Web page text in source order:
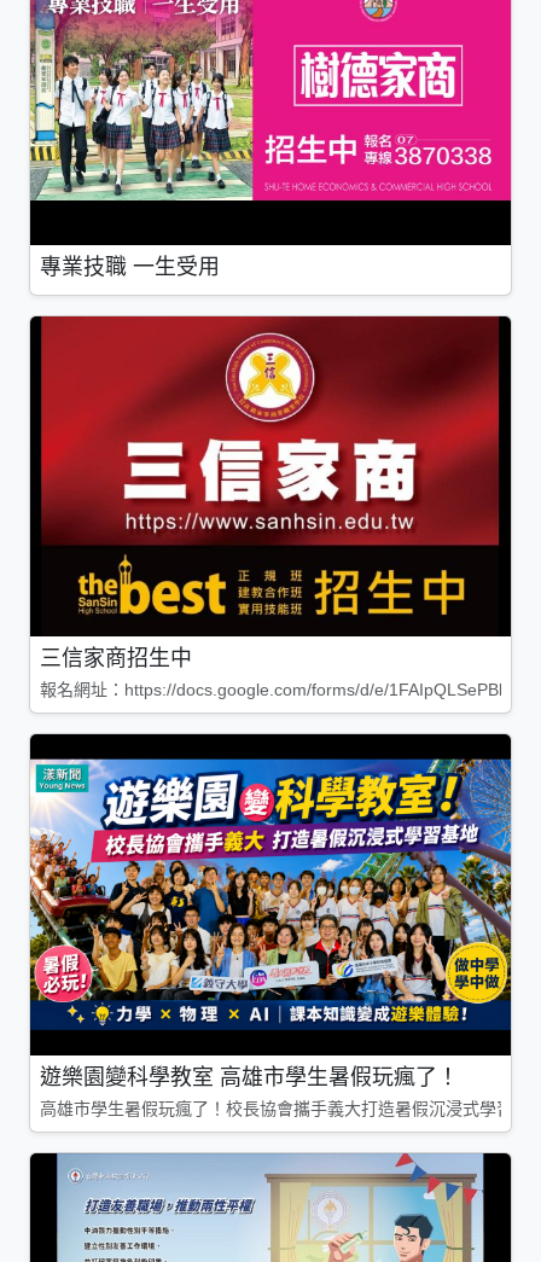
專業技職 一生受用
三信家商招生中
報名網址：https://docs.google.com/forms/d/e/
遊樂園變科學教室 高雄市學生暑假玩瘋了！
高雄市學生暑假玩瘋了！校長協會攜手義大打造暑假沉浸式學習基